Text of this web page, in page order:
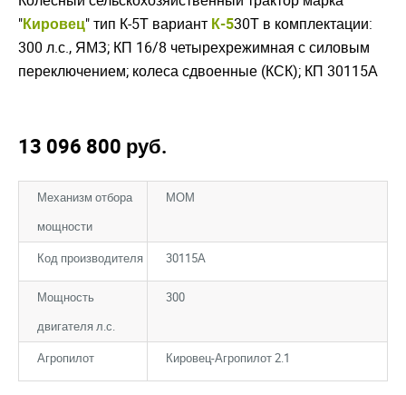
"Кировец" тип К-5Т вариант К-530Т в комплектации:
300 л.с., ЯМЗ; КП 16/8 четырехрежимная с силовым
переключением; колеса сдвоенные (КСК); КП 30115А
13 096 800 руб.
Механизм отбора
мощности
МОМ
Код производителя 30115А
Мощность
двигателя л.с.
300
Агропилот Кировец-Агропилот 2.1